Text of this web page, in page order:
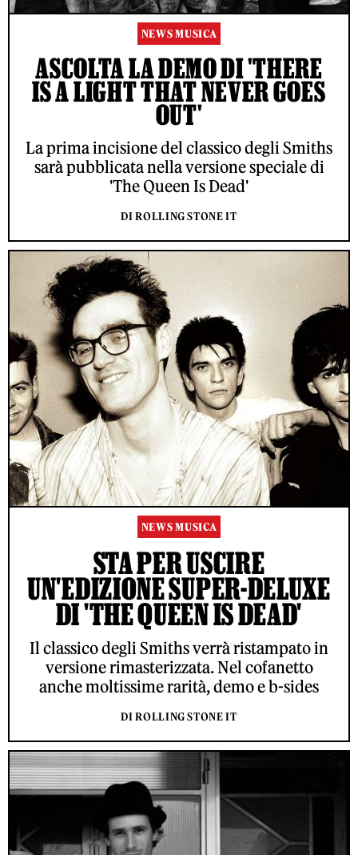
NEWS MUSICA
ASCOLTA LA DEMO DI 'THERE
IS A LIGHT THAT NEVER GOES
OUT'
La prima incisione del classico degli Smiths
sarà pubblicata nella versione speciale di
'The Queen Is Dead'
DI ROLLING STONE IT
NEWS MUSICA
STA PER USCIRE
UN'EDIZIONE SUPER-DELUXE
DI 'THE QUEEN IS DEAD'
Il classico degli Smiths verrà ristampato in
versione rimasterizzata. Nel cofanetto
anche moltissime rarità, demo e b-sides
DI ROLLING STONE IT